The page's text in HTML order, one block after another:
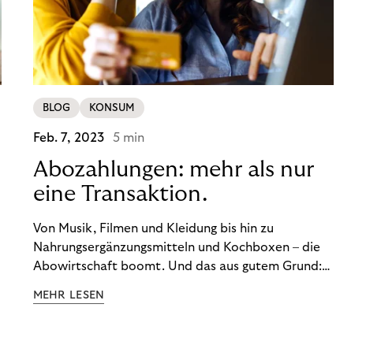
BLOG KONSUM
Feb. 7, 2023 5 min
Abozahlungen: mehr als nur
eine Transaktion.
Von Musik, Filmen und Kleidung bis hin zu
Nahrungsergänzungsmitteln und Kochboxen – die
Abowirtschaft boomt. Und das aus gutem Grund:
wünschen. Sie ermöglichen es uns, Produkte und
MEHR LESEN